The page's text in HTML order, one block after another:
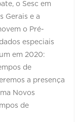
o Sesc em
Gerais e a
o Pré-
especiais
em 2020:
de
a presença
Novos
de